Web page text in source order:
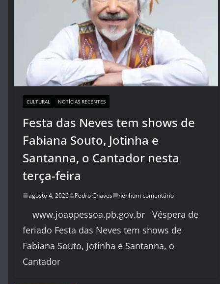
CULTURAL NOTÍCIAS RECENTES
Festa das Neves tem shows de
Fabiana Souto, Jotinha e
Santanna, o Cantador nesta
terça-feira
agosto 4, 2026 Pedro Chaves nenhum comentário
www.joaopessoa.pb.gov.br Véspera de
feriado Festa das Neves tem shows de
Fabiana Souto, Jotinha e Santanna, o
Cantador